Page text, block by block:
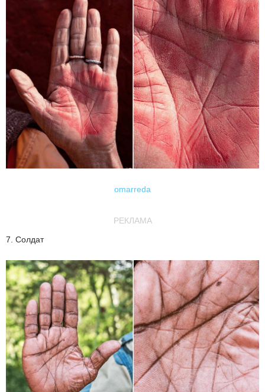
omarreda
РЕКЛАМА
7. Солдат